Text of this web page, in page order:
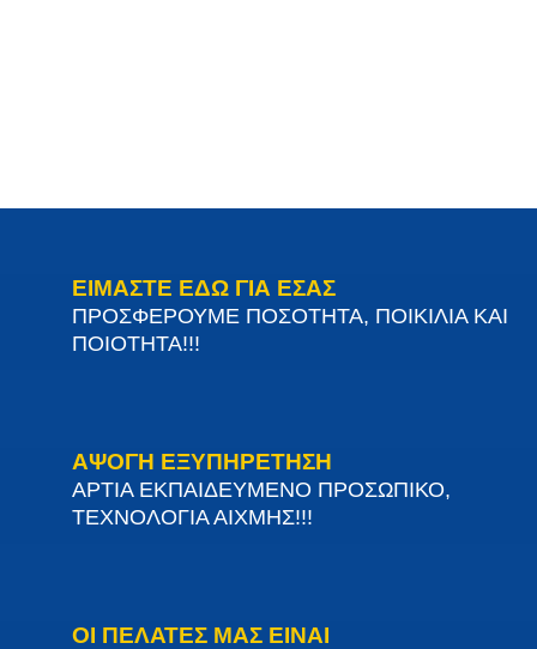
ΕΙΜΑΣΤΕ ΕΔΩ ΓΙΑ ΕΣΑΣ
ΠΡΟΣΦΕΡΟΥΜΕ ΠΟΣΟΤΗΤΑ, ΠΟΙΚΙΛΙΑ ΚΑΙ
ΠΟΙΟΤΗΤΑ!!!
ΑΨΟΓΗ ΕΞΥΠΗΡΕΤΗΣΗ
ΑΡΤΙΑ ΕΚΠΑΙΔΕΥΜΕΝΟ ΠΡΟΣΩΠΙΚΟ,
ΤΕΧΝΟΛΟΓΙΑ ΑΙΧΜΗΣ!!!
ΟΙ ΠΕΛΑΤΕΣ ΜΑΣ ΕΙΝΑΙ